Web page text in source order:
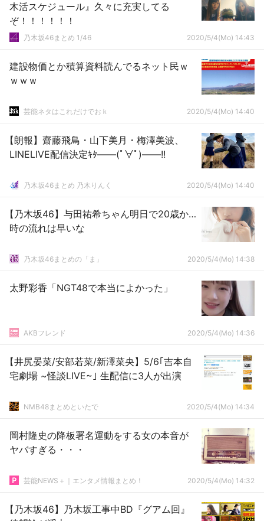
木活スケジュール』久々に充実してる
ぞ！！！！！！
乃木坂46まとめ 1/46 2020/5/4(Mo) 14:43
建設物価とか積算資料読んでるネット民ｗ
ｗｗｗ
芸能ネタはこれだけでおｋ 2020/5/4(Mo) 14:40
【朗報】齋藤飛鳥・山下美月・梅澤美波、
LINELIVE配信決定ｷﾀ――(ﾟ∀ﾟ)――!!
乃木坂46まとめ 乃木りんく 2020/5/4(Mo) 14:40
【乃木坂46】与田祐希ちゃん明日で20歳か…
時の流れは早いな
乃木坂46まとめの「ま」 2020/5/4(Mo) 14:38
太野彩香「NGT48で本当によかった」
AKBフレンド 2020/5/4(Mo) 14:36
【井尻晏菜/安部若菜/新澤菜央】5/6｢吉本自
宅劇場 ~怪談LIVE~｣ 生配信に3人が出演
NMB48まとめといたで 2020/5/4(Mo) 14:34
岡村隆史の降板署名運動をする女の本音が
ヤバすぎる・・・
芸能NEWS＋｜エンタメ情報まとめ！ 2020/5/4(Mo) 14:32
【乃木坂46】乃木坂工事中BD『グアム回』